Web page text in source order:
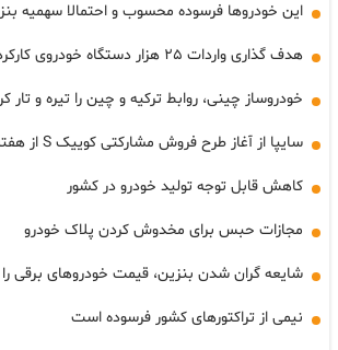
این خودروها فرسوده محسوب و احتمالا سهمیه
هدف گذاری واردات ۲۵ هزار دستگاه خودروی کارکرده در سال جاری
خودروساز چینی، روابط ترکیه و چین را تیره و تار
سایپا از آغاز طرح فروش مشارکتی کوییک S از هفته آینده خبرداد
کاهش قابل توجه تولید خودرو در کشور
مجازات حبس برای مخدوش کردن پلاک خودرو
شایعه گران شدن بنزین، قیمت خودروهای برقی را
نیمی از تراکتورهای کشور فرسوده است